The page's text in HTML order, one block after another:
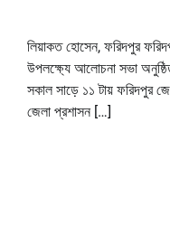
লিয়াকত হোসেন, ফরিদপুর
উপলক্ষ্যে আলোচনা সভা
সকাল সাড়ে ১১ টায় ফরিদপুর
জেলা প্রশাসন […]